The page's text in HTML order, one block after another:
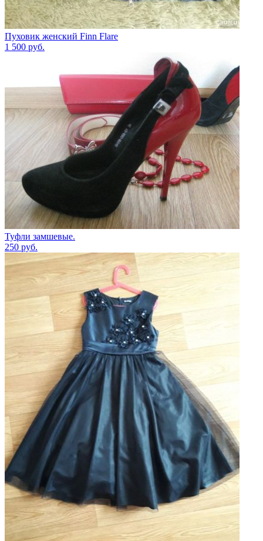
Пуховик женский Finn Flare
1 500 руб.
Туфли замшевые.
250 руб.